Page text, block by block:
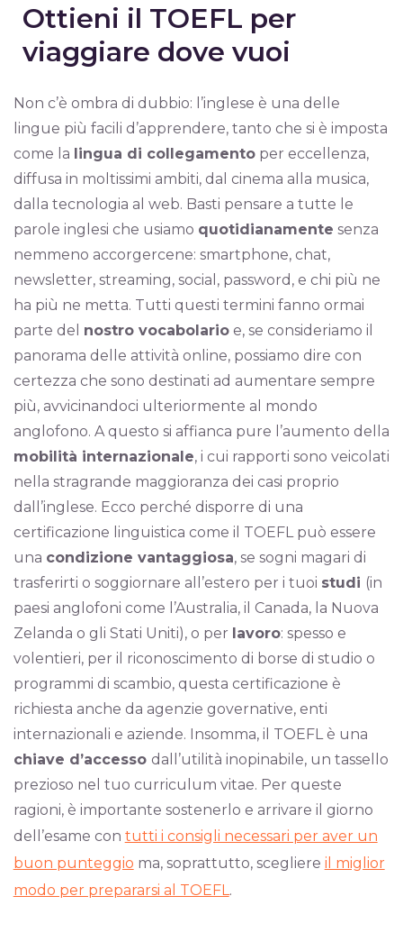
Ottieni il TOEFL per
viaggiare dove vuoi
Non c’è ombra di dubbio: l’inglese è una delle
lingue più facili d’apprendere, tanto che si è imposta
come la lingua di collegamentoper eccellenza,
diffusa in moltissimi ambiti, dal cinema alla musica,
dalla tecnologia al web. Basti pensare a tutte le
parole inglesi che usiamo quotidianamente senza
nemmeno accorgercene: smartphone, chat,
newsletter, streaming, social, password, e chi più ne
ha più ne metta. Tutti questi termini fanno ormai
parte del nostro vocabolarioe, se consideriamo il
panorama delle attività online, possiamo dire con
certezza che sono destinati ad aumentare sempre
più, avvicinandoci ulteriormente al mondo
anglofono. A questo si affianca pure l’aumento della
mobilità internazionale, i cui rapporti sono veicolati
nella stragrande maggioranza dei casi proprio
dall’inglese. Ecco perché disporre di una
certificazione linguistica come il TOEFL può essere
una condizione vantaggiosa, se sogni magari di
trasferirti o soggiornare all’estero per i tuoi studi (in
paesi anglofoni come l’Australia, il Canada, la Nuova
Zelanda o gli Stati Uniti), o per lavoro: spesso e
volentieri, per il riconoscimento di borse di studio o
programmi di scambio, questa certificazione è
richiesta anche da agenzie governative, enti
internazionali e aziende. Insomma, il TOEFL è una
chiave d’accesso dall’utilità inopinabile, un tassello
prezioso nel tuo curriculum vitae. Per queste
ragioni, è importante sostenerlo e arrivare il giorno
dell’esame con tutti i consigli necessari per aver un
buon punteggio ma, soprattutto, scegliere il miglior
modo per prepararsi al TOEFL.